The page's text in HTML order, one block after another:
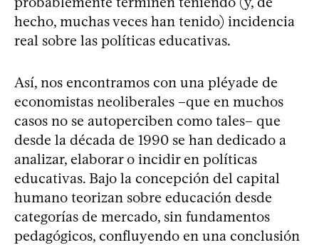
hecho, muchas veces han tenido) incidencia
real sobre las políticas educativas.
Así, nos encontramos con una pléyade de
economistas neoliberales –que en muchos
casos no se autoperciben como tales– que
desde la década de 1990 se han dedicado a
analizar, elaborar o incidir en políticas
educativas. Bajo la concepción del capital
humano teorizan sobre educación desde
categorías de mercado, sin fundamentos
pedagógicos, confluyendo en una conclusión